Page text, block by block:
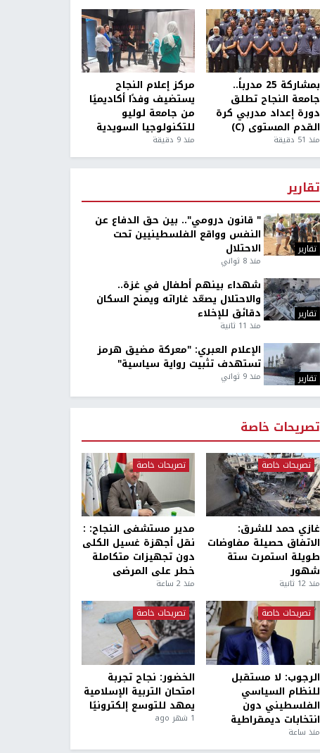
بمشاركة 25 مدرباً..
جامعة النجاح تطلق
دورة إعداد مدربي كرة
القدم المستوى (C)
منذ 51 دقيقة
مركز إعلام النجاح
يستضيف وفدًا أكاديميًا
من جامعة لوليو
للتكنولوجيا السويدية
منذ 9 دقيقة
تقارير
تقارير
" قانون درومي".. بين حق الدفاع عن
النفس وواقع الفلسطينيين تحت
الاحتلال
منذ 8 ثواني
تقارير
شهداء بينهم أطفال في غزة..
والاحتلال يصعّد غاراته ويمنح السكان
دقائق للإخلاء
منذ 11 ثانية
تقارير
الإعلام العبري: "معركة مضيق هرمز
تستهدف تثبيت رواية سياسية"
منذ 9 ثواني
تصريحات خاصة
تصريحات خاصة
غازي حمد للشرق:
الاتفاق حصيلة مفاوضات
طويلة استمرت ستة
شهور
منذ 12 ثانية
تصريحات خاصة
مدير مستشفى النجاح: :
نقل أجهزة غسيل الكلى
دون تجهيزات متكاملة
خطر على المرضى
منذ 2 ساعة
تصريحات خاصة
الرجوب: لا مستقبل
للنظام السياسي
الفلسطيني دون
انتخابات ديمقراطية
منذ ساعة
تصريحات خاصة
الخضور: نجاح تجربة
امتحان التربية الإسلامية
يمهد للتوسع إلكترونيًا
1 شهر ago